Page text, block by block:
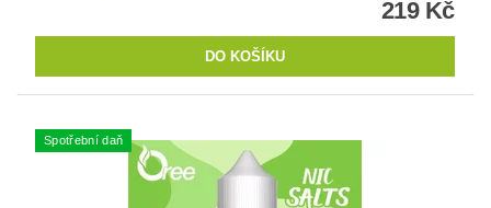
219 Kč
Spotřební daň